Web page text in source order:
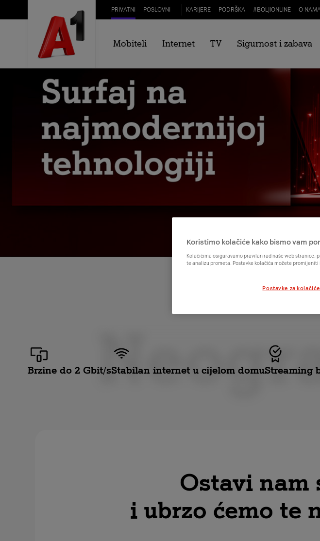
Skip to Main Content PRIVATNI POSLOVNI KARIJERE PODRŠKA # BOLJIONLINE O
Mobiteli Internet TV Sigurnost i zabava
Brzine do 2 Gbit/sStabilan internet u cijelom domuStreaming
Ostavi nam
i ubrzo ćemo te
Koristimo kolačiće kako bismo vam
Kolačićima osiguravamo pravilan rad naše web stranice,
te analizu prometa. Postavke kolačića možete
Postavke za kolačiće